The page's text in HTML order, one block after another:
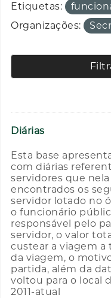
Etiquetas:
Organizações:
Diárias
Esta base
com diárias
servidores que
encontrados os
servidor lotado no
o funcionário
responsável pelo
servidor, o valor
custear a viagem a
da viagem, o
partida, além da
voltou para o local
2011-atual